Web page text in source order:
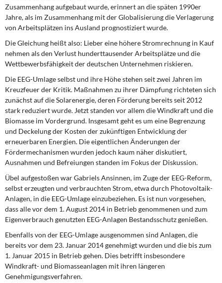
Zusammenhang aufgebaut wurde, erinnert an die späten 1990er
Jahre, als im Zusammenhang mit der Globalisierung die Verlagerung
von Arbeitsplätzen ins Ausland prognostiziert wurde.
Die Gleichung heißt also: Lieber eine höhere Stromrechnung in Kauf
nehmen als den Verlust hunderttausender Arbeitsplätze und die
Wettbewerbsfähigkeit der deutschen Unternehmen riskieren.
Die EEG-Umlage selbst und ihre Höhestehen seit zwei Jahren im
Kreuzfeuer der Kritik. Maßnahmen zu ihrer Dämpfung richteten sich
zunächst auf die Solarenergie, deren Förderung bereits seit 2012
stark reduziert wurde. Jetzt standen vor allem die Windkraft und die
Biomasse im Vordergrund. Insgesamt geht es um eine Begrenzung
und Deckelung der Kosten der zukünftigen Entwicklung der
erneuerbaren Energien. Die eigentlichen Änderungen der
Fördermechanismen wurden jedoch kaum näher diskutiert,
Ausnahmen und Befreiungen standen im Fokus der Diskussion.
Übel aufgestoßen war Gabriels Ansinnen, im Zuge der EEG-Reform,
selbst erzeugten und verbrauchten Strom, etwa durch Photovoltaik-
Anlagen, in die EEG-Umlage einzubeziehen. Es ist nun vorgesehen,
dass alle vor dem 1. August 2014 in Betrieb genommenen und zum
Eigenverbrauch genutzten EEG-Anlagen Bestandsschutz genießen.
Ebenfalls von der EEG-Umlageausgenommen sind Anlagen, die
bereits vor dem 23. Januar 2014 genehmigt wurden und die bis zum
1. Januar 2015 in Betrieb gehen. Dies betrifft insbesondere
Windkraft- und Biomasseanlagen mit ihren längeren
Genehmigungsverfahren.